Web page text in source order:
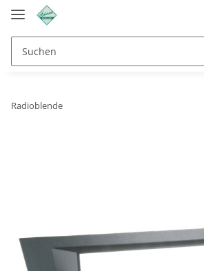
Radioblende